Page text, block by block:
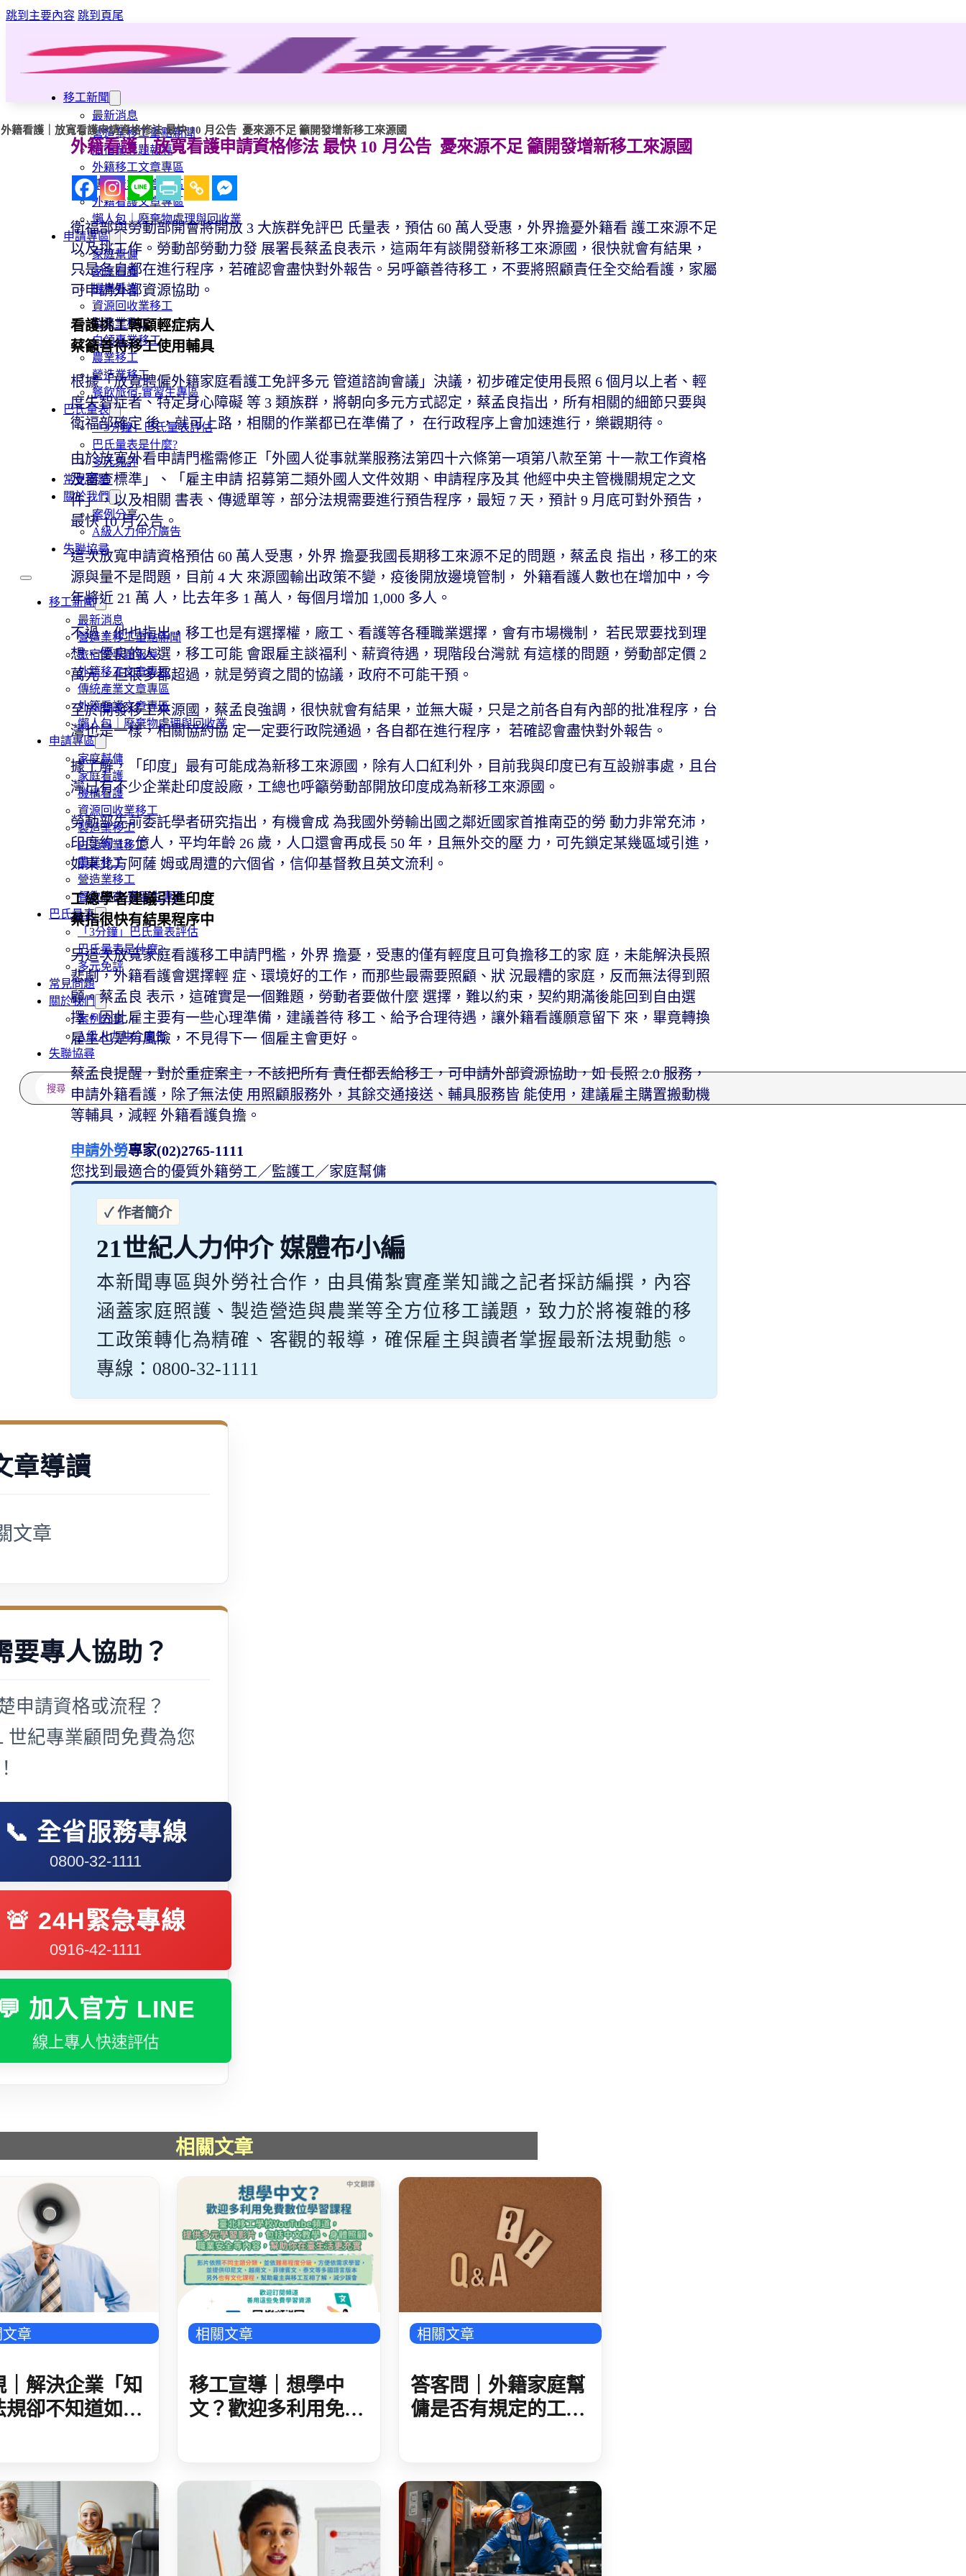
跳到主要內容 跳到頁尾
移工新聞
最新消息
營造業移工重點新聞
旅宿業專題報導
外籍移工文章專區
傳統產業文章專區
外籍看護文章專區
懶人包｜廢棄物處理與回收業
申請專區
家庭幫傭
家庭看護
機構看護
資源回收業移工
製造業移工
白領專業移工
農業移工
營造業移工
餐飲旅宿-實習生專區
巴氏量表
「3分鐘」巴氏量表評估
巴氏量表是什麼?
多元免評
常見問題
關於我們
案例分享
A級人力仲介廣告
失聯協尋
移工新聞
最新消息
營造業移工重點新聞
旅宿業專題報導
外籍移工文章專區
傳統產業文章專區
外籍看護文章專區
懶人包｜廢棄物處理與回收業
申請專區
家庭幫傭
家庭看護
機構看護
資源回收業移工
製造業移工
白領專業移工
農業移工
營造業移工
餐飲旅宿-實習生專區
巴氏量表
「3分鐘」巴氏量表評估
巴氏量表是什麼?
多元免評
常見問題
關於我們
案例分享
A級人力仲介廣告
失聯協尋
外籍看護｜放寬看護申請資格修法 最快 10 月公告 憂來源不足 籲開發增新移工來源國
外籍看護｜放寬看護申請資格修法 最快 10 月公告 憂來源不足 籲開發增新移工來源國
衛福部與勞動部開會將開放 3 大族群免評巴 氏量表，預估 60 萬人受惠，外界擔憂外籍看 護工來源不足
以及挑工作。勞動部勞動力發 展署長蔡孟良表示，這兩年有談開發新移工來源國，很快就會有結果，
只是各自都在進行程序，若確認會盡快對外報告。另呼籲善待移工，不要將照顧責任全交給看護，家屬
可申請外部資源協助。
看護挑工轉顧輕症病人
蔡籲善待移工使用輔具
根據「放寬聘僱外籍家庭看護工免評多元 管道諮詢會議」決議，初步確定使用長照 6 個月以上者、輕
度失智症者、特定身心障礙 等 3 類族群，將朝向多元方式認定，蔡孟良指出，所有相關的細節只要與
衛福部確定 後，就可上路，相關的作業都已在準備了， 在行政程序上會加速進行，樂觀期待。
由於放寬外看申請門檻需修正「外國人從事就業服務法第四十六條第一項第八款至第 十一款工作資格
及審查標準」、「雇主申請 招募第二類外國人文件效期、申請程序及其 他經中央主管機關規定之文
件」，以及相關 書表、傳遞單等，部分法規需要進行預告程序，最短 7 天，預計 9 月底可對外預告，
最快 10 月公告。
這次放寬申請資格預估 60 萬人受惠，外界 擔憂我國長期移工來源不足的問題，蔡孟良 指出，移工的來
源與量不是問題，目前 4 大 來源國輸出政策不變，疫後開放邊境管制， 外籍看護人數也在增加中，今
年將近 21 萬 人，比去年多 1 萬人，每個月增加 1,000 多人。
不過，他也指出，移工也是有選擇權，廠工、看護等各種職業選擇，會有市場機制， 若民眾要找到理
想、優良的人選，移工可能 會跟雇主談福利、薪資待遇，現階段台灣就 有這樣的問題，勞動部定價 2
萬元，但很多都超過，就是勞資之間的協議，政府不可能干預。
至於開發移工來源國，蔡孟良強調，很快就會有結果，並無大礙，只是之前各自有內部的批准程序，台
灣也是一樣，相關協約協 定一定要行政院通過，各自都在進行程序， 若確認會盡快對外報告。
據了解，「印度」最有可能成為新移工來源國，除有人口紅利外，目前我與印度已有互設辦事處，且台
灣已有不少企業赴印度設廠，工總也呼籲勞動部開放印度成為新移工來源國。
勞動部先前委託學者研究指出，有機會成 為我國外勞輸出國之鄰近國家首推南亞的勞 動力非常充沛，
印度約 13 億人，平均年齡 26 歲，人口還會再成長 50 年，且無外交的壓 力，可先鎖定某幾區域引進，
如東北方阿薩 姆或周遭的六個省，信仰基督教且英文流利。
工總學者建議引進印度
蔡指很快有結果程序中
另這次放寬家庭看護移工申請門檻，外界 擔憂，受惠的僅有輕度且可負擔移工的家 庭，未能解決長照
悲劇，外籍看護會選擇輕 症、環境好的工作，而那些最需要照顧、狀 況最糟的家庭，反而無法得到照
顧。蔡孟良 表示，這確實是一個難題，勞動者要做什麼 選擇，難以約束，契約期滿後能回到自由選
擇，因此雇主要有一些心理準備，建議善待 移工、給予合理待遇，讓外籍看護願意留下 來，畢竟轉換
雇主也是有風險，不見得下一 個雇主會更好。
蔡孟良提醒，對於重症案主，不該把所有 責任都丟給移工，可申請外部資源協助，如 長照 2.0 服務，
申請外籍看護，除了無法使 用照顧服務外，其餘交通接送、輔具服務皆 能使用，建議雇主購置搬動機
等輔具，減輕 外籍看護負擔。
申請外勞專家(02)2765-1111
您找到最適合的優質外籍勞工／監護工／家庭幫傭
21世紀人力仲介 媒體布小編
本新聞專區與外勞社合作，由具備紮實產業知識之記者採訪編撰，內容
涵蓋家庭照護、製造營造與農業等全方位移工議題，致力於將複雜的移
工政策轉化為精確、客觀的報導，確保雇主與讀者掌握最新法規動態。
專線：0800-32-1111
章導讀
文章
要專人協助？
申請資格或流程？
世紀專業顧問免費為您
📞 全省服務專線
0800-32-1111
🚨 24H緊急專線
0916-42-1111
加入官方 LINE
線上專人快速評估
相關文章
章
｜解決企業「知
規卻不知道如何
施
相關文章
移工宣導｜想學中
文？歡迎多利用免費
相關文章
答客問｜外籍家庭幫
傭是否有規定的工作
假的規定為何?